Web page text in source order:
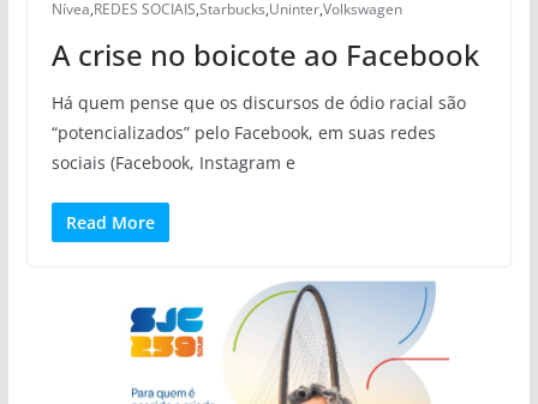
Nívea,REDES SOCIAIS,Starbucks,Uninter,Volkswagen
A crise no boicote ao Facebook
Há quem pense que os discursos de ódio racial são
“potencializados” pelo Facebook, em suas redes
sociais (Facebook, Instagram e
Read More